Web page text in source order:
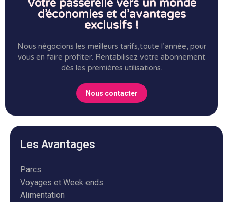
Votre passerelle vers un monde
d’économies et d’avantages
exclusifs !
Nous négocions les meilleurs tarifs,toute l’année, pour
vous en faire profiter. Rentabilisez votre abonnement
dès les premières utilisations.
Nous contacter
Les Avantages
Parcs
Voyages et Week ends
Alimentation